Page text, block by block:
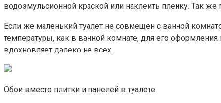
водоэмульсионной краской или наклеить пленку. Так
Если же маленький туалет не совмещен с ванной
температуры, как в ванной комнате, для его
вдохновляет далеко не всех.
Обои вместо плитки и панелей в туалете